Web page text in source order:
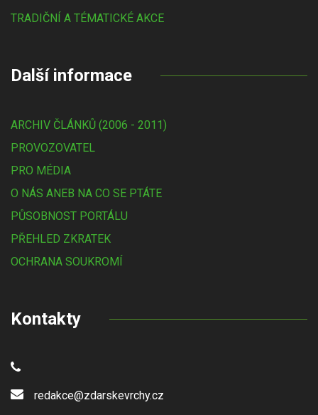
TRADIČNÍ A TÉMATICKÉ AKCE
Další informace
ARCHIV ČLÁNKŮ (2006 - 2011)
PROVOZOVATEL
PRO MÉDIA
O NÁS ANEB NA CO SE PTÁTE
PŮSOBNOST PORTÁLU
PŘEHLED ZKRATEK
OCHRANA SOUKROMÍ
Kontakty
redakce@zdarskevrchy.cz